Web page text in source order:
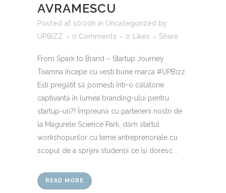
AVRAMESCU
Posted at 10:00h in Uncategorized by
UPBIZZ
0 Comments 0 Likes Share
From Spark to Brand – Startup Journey
Toamna începe cu vesti bune marca #UPBizz
Ești pregătit să pornești într-o călătorie
captivantă în lumea branding-ului pentru
startup-uri?! Împreună cu partenerii nostri de
la Magurele Science Park, dăm startul
workshopurilor cu teme antreprenoriale cu
scopul de a sprijini studenții ce își doresc...
READ MORE